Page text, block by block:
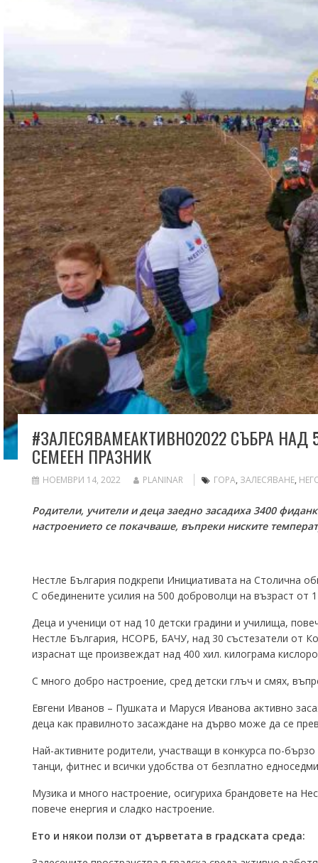
#ЗАЛЕСЯВАМЕАКТИВНО2022 СЪБРА
СЕМЕЕН ПРАЗНИК
НОЕМВРИ 14, 2022 PLANINAR ГОРА, ЗАЛЕСЯВАНЕ,
Родители, учители и деца заедно засадиха 3400
настроението се покачваше, въпреки ниските
Нестле България подкрепи Инициативата на Столична
С обединените усилия на 500 доброволци на възраст от
Деца и ученици от над 10 детски градини и училища,
Нестле България, НСОРБ, БАЧУ, над 30 състезатели от
израснат ще произвеждат над 400 хил. килограма
С много добро настроение, сред детски глъч и смях,
Евгени Иванов – Пушката и Маруся Иванова активно
деца как правилното засаждане на дърво може да се
Най-активните родители, участващи в конкурса по-
танци, фитнес и всички удобства от безплатно
Музика и много настроение, осигуриха брандовете на
повече енергия и сладко настроение.
Ето и някои ползи от дърветата в градската среда: